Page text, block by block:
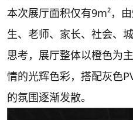
本次展厅面积仅有9m²，
生、老师、家长、社会、
思考，展厅整体以橙色为
情的光辉色彩，搭配灰色
的氛围逐渐发散。